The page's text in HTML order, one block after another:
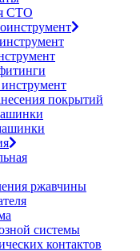
СТО
покрытий
ржавчины
системы
контактов